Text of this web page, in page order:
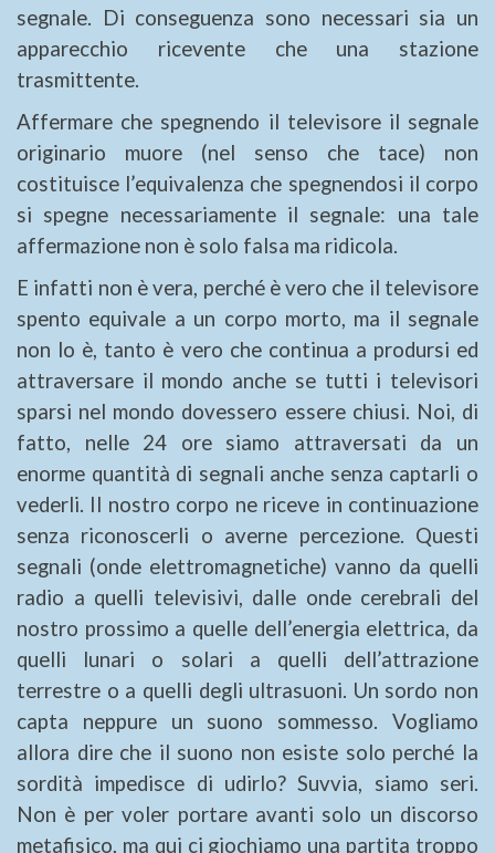
segnale. Di conseguenza sono necessari sia un
apparecchio ricevente che una stazione
trasmittente.
Affermare che spegnendo il televisore il segnale
originario muore (nel senso che tace) non
costituisce l’equivalenza che spegnendosi il corpo
si spegne necessariamente il segnale: una tale
affermazione non è solo falsa ma ridicola.
E infatti non è vera, perché è vero che il televisore
spento equivale a un corpo morto, ma il segnale
non lo è, tanto è vero che continua a prodursi ed
attraversare il mondo anche se tutti i televisori
sparsi nel mondo dovessero essere chiusi. Noi, di
fatto, nelle 24 ore siamo attraversati da un
enorme quantità di segnali anche senza captarli o
vederli. Il nostro corpo ne riceve in continuazione
senza riconoscerli o averne percezione. Questi
segnali (onde elettromagnetiche) vanno da quelli
radio a quelli televisivi, dalle onde cerebrali del
nostro prossimo a quelle dell’energia elettrica, da
quelli lunari o solari a quelli dell’attrazione
terrestre o a quelli degli ultrasuoni. Un sordo non
capta neppure un suono sommesso. Vogliamo
allora dire che il suono non esiste solo perché la
sordità impedisce di udirlo? Suvvia, siamo seri.
Non è per voler portare avanti solo un discorso
metafisico, ma qui ci giochiamo una partita troppo